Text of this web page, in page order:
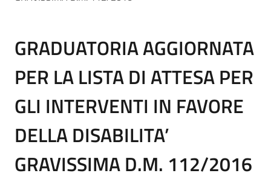
GRADUATORIA AGGIORNATA
PER LA LISTA DI ATTESA PER
GLI INTERVENTI IN FAVORE
DELLA DISABILITA’
GRAVISSIMA D.M. 112/2016